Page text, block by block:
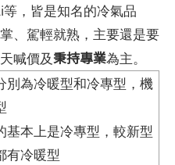
等，皆是知名的冷氣品
、駕輕就熟，主要還是要
喊價及秉持專業為主。
別為冷暖型和冷專型，機
基本上是冷專型，較新型
有冷暖型